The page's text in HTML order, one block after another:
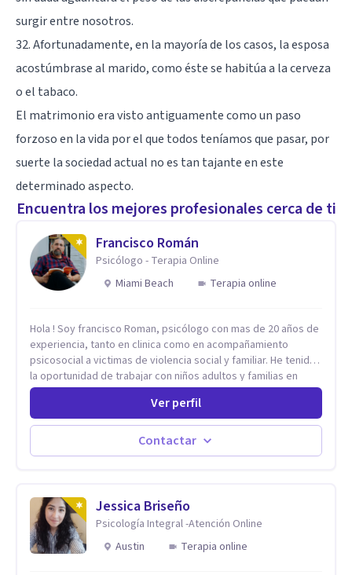
surgir entre nosotros.
32. Afortunadamente, en la mayoría de los casos, la esposa
acostúmbrase al marido, como éste se habitúa a la cerveza
o el tabaco.
El matrimonio era visto antiguamente como un paso
forzoso en la vida por el que todos teníamos que pasar, por
suerte la sociedad actual no es tan tajante en este
determinado aspecto.
Encuentra los mejores profesionales cerca de ti
Francisco Román
Psicólogo - Terapia Online
Miami Beach
Terapia online
Hola ! Soy francisco Roman, psicólogo con mas de 20 años de
experiencia, tanto en clinica como en acompañamiento
psicosocial a victimas de violencia social y familiar. He tenido
la oportunidad de trabajar con niños adultos y familias en
todos los espacios y esto me ha dado un una variedad de
aprendizajes que ahora pongo a tu disposicion. En la
actualidad puedo atenderte de manera presencial y/o virtual,
de lunes a sabado. el costo de cada sesión lo acordamos en
el primer contacto
Ver perfil
Contactar
Jessica Briseño
Psicología Integral -Atención Online
Austin
Terapia online